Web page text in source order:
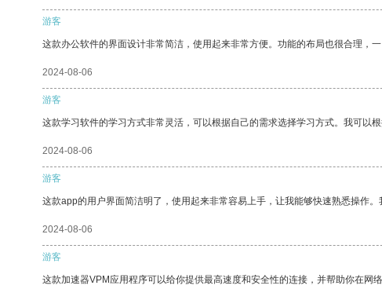
游客
这款办公软件的界面设计非常简洁，使用起来非常方便。功能的布局也很合理，一
2024-08-06
游客
这款学习软件的学习方式非常灵活，可以根据自己的需求选择学习方式。我可以根
2024-08-06
游客
这款app的用户界面简洁明了，使用起来非常容易上手，让我能够快速熟悉操作。
2024-08-06
游客
这款加速器VPM应用程序可以给你提供最高速度和安全性的连接，并帮助你在网络